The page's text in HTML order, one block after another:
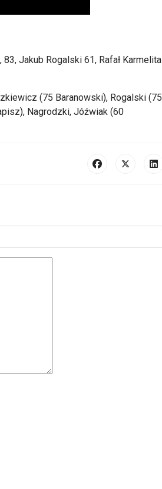
83, Jakub Rogalski 61, Rafał Karmelita
(75 Baranowski), Rogalski (75
Nagrodzki, Jóźwiak (60